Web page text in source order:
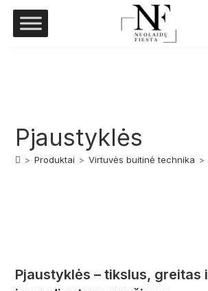
Pjaustyklės
> Produktai > Virtuvės buitinė technika >
Pjaustyklės – tikslus, greitas